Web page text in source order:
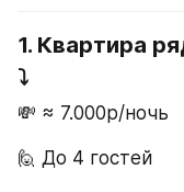
1. Квартира
⤵️
💸 ≈ 7.000р/ночь
🙋 До 4 гостей